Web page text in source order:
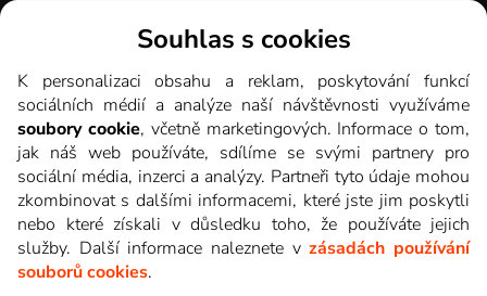
Videotéka
Souhlas s cookies
K personalizaci obsahu a reklam, poskytování funkcí
sociálních médií a analýze naší návštěvnosti využíváme
soubory cookie, včetně marketingových. Informace o tom,
jak náš web používáte, sdílíme se svými partnery pro
sociální média, inzerci a analýzy. Partneři tyto údaje mohou
zkombinovat s dalšími informacemi, které jste jim poskytli
nebo které získali v důsledku toho, že používáte jejich
služby. Další informace naleznete vzásadách používání
souborů cookies.